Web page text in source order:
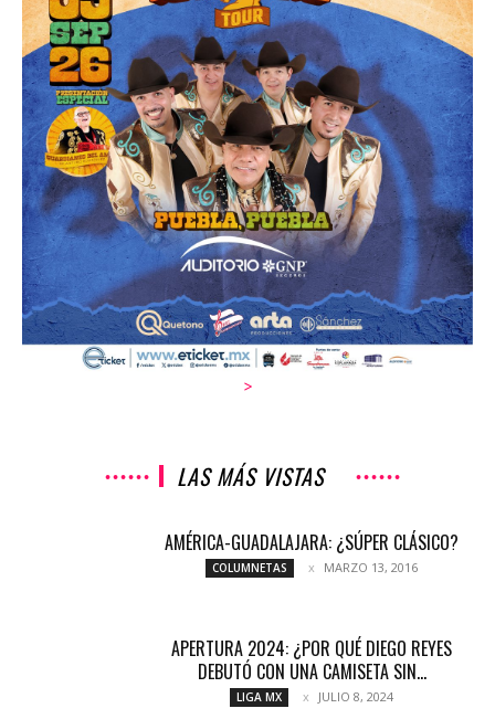
>
LAS MÁS VISTAS
AMÉRICA-GUADALAJARA: ¿SÚPER CLÁSICO?
COLUMNETAS MARZO 13, 2016
APERTURA 2024: ¿POR QUÉ DIEGO REYES
DEBUTÓ CON UNA CAMISETA SIN...
LIGA MX JULIO 8, 2024